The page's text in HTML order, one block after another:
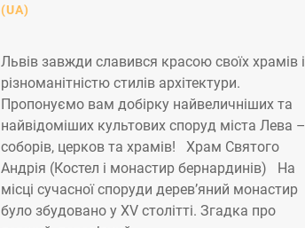
(UA)
Львів завжди славився красою своїх храмів і
різноманітністю стилів архітектури.
Пропонуємо вам добірку найвеличніших та
найвідоміших культових споруд міста Лева –
соборів, церков та храмів! Храм Святого
Андрія (Костел і монастир бернардинів) На
місці сучасної споруди дерев’яний монастир
було збудовано у XV столітті. Згадка про